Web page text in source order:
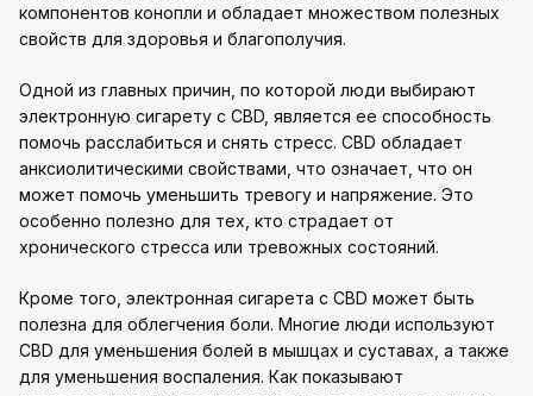
компонентов конопли и обладает множеством полезных
свойств для здоровья и благополучия.
Одной из главных причин, по которой люди выбирают
электронную сигарету с CBD, является ее способность
помочь расслабиться и снять стресс. CBD обладает
анксиолитическими свойствами, что означает, что он
может помочь уменьшить тревогу и напряжение. Это
особенно полезно для тех, кто страдает от
хронического стресса или тревожных состояний.
Кроме того, электронная сигарета с CBD может быть
полезна для облегчения боли. Многие люди используют
CBD для уменьшения болей в мышцах и суставах, а также
для уменьшения воспаления. Как показывают